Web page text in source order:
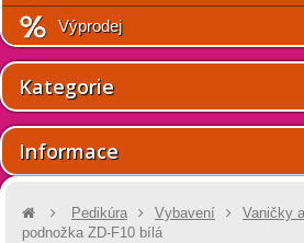
Výprodej
Kategorie
Informace
Pedikúra Vybavení Vaničky
podnožka ZD-F10 bílá